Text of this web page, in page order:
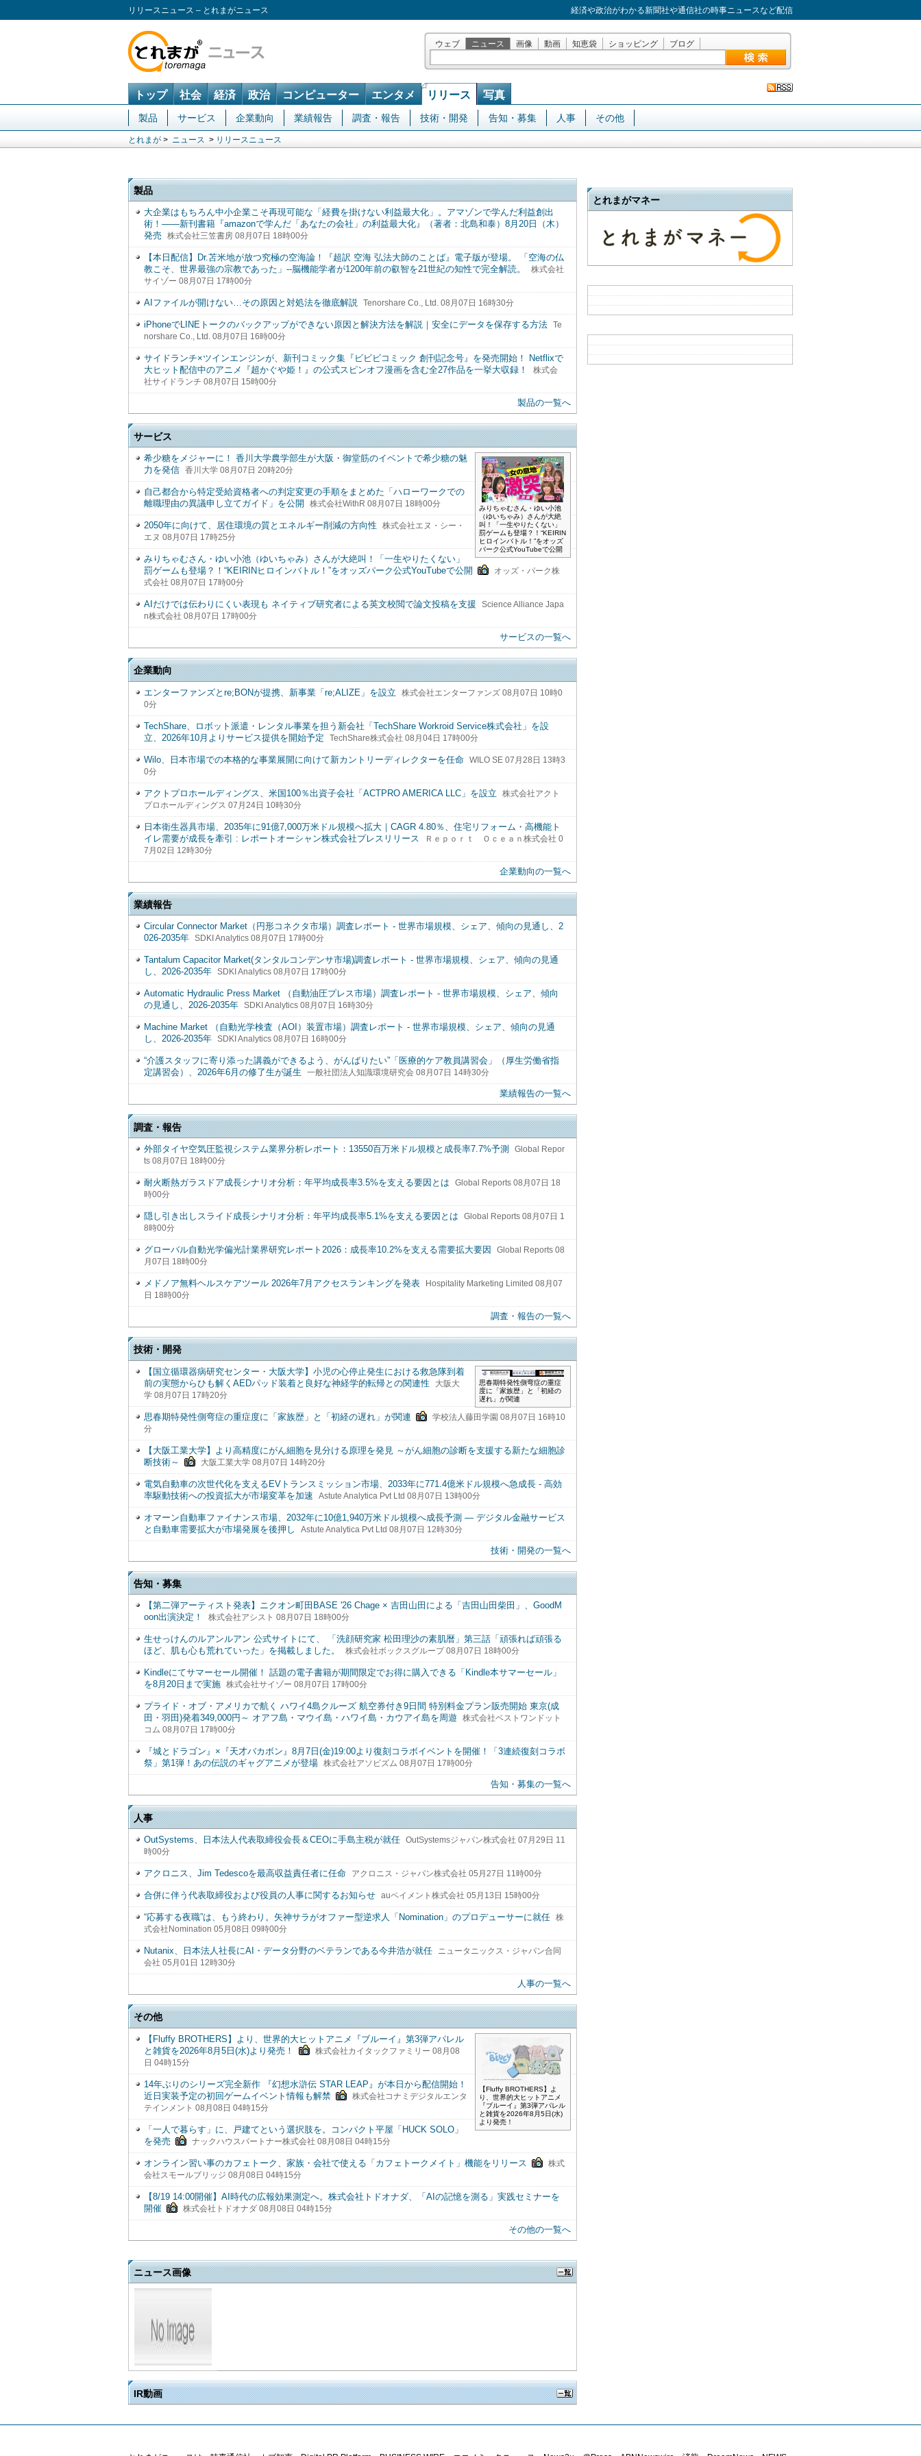
リリースニュース – とれまがニュース 経済や政治がわかる新聞社や通信社の時事ニュースなど配信
ウェブ ニュース 画像 動画 知恵袋 ショッピング ブログ
トップ 社会 経済 政治 コンピューター エンタメ リリース 写真
製品 サービス 企業動向 業績報告 調査・報告 技術・開発 告知・募集 人事 その他
とれまが > ニュース > リリースニュース
製品
大企業はもちろん中小企業こそ再現可能な「経費を掛けない利益最大化」。アマゾンで学んだ利益創出
術！――新刊書籍『amazonで学んだ「あなたの会社」の利益最大化』（著者：北島和泰）8月20日（木）
発売
株式会社三笠書房 08月07日 18時00分
【本日配信】Dr.苫米地が放つ究極の空海論！『超訳 空海 弘法大師のことば』電子版が登場。 「空海の仏
教こそ、世界最強の宗教であった」--脳機能学者が1200年前の叡智を21世紀の知性で完全解読。
株式会社
サイゾー 08月07日 17時00分
AIファイルが開けない…その原因と対処法を徹底解説 Tenorshare Co., Ltd. 08月07日 16時30分
iPhoneでLINEトークのバックアップができない原因と解決方法を解説｜安全にデータを保存する方法
Te
norshare Co., Ltd. 08月07日 16時00分
サイドランチ×ツインエンジンが、新刊コミック集『ビビビコミック 創刊記念号』を発売開始！ Netflixで
大ヒット配信中のアニメ『超かぐや姫！』の公式スピンオフ漫画を含む全27作品を一挙大収録！
株式会
社サイドランチ 08月07日 15時00分
製品の一覧へ
サービス
みりちゃむさん・ゆい小池
（ゆいちゃみ）さんが大絶
叫！「一生やりたくない」
罰ゲームも登場？！“KEIRIN
ヒロインバトル！”をオッズ
パーク公式YouTubeで公開
希少糖をメジャーに！ 香川大学農学部生が大阪・御堂筋のイベントで希少糖の魅
力を発信
香川大学 08月07日 20時20分
自己都合から特定受給資格者への判定変更の手順をまとめた「ハローワークでの
離職理由の異議申し立てガイド」を公開
株式会社WithR 08月07日 18時00分
2050年に向けて、居住環境の質とエネルギー削減の方向性
株式会社エヌ・シー・
エヌ 08月07日 17時25分
みりちゃむさん・ゆい小池（ゆいちゃみ）さんが大絶叫！「一生やりたくない」
罰ゲームも登場？！“KEIRINヒロインバトル！”をオッズパーク公式YouTubeで公開
オッズ・パーク株
式会社 08月07日 17時00分
AIだけでは伝わりにくい表現も ネイティブ研究者による英文校閲で論文投稿を支援
Science Alliance Japa
n株式会社 08月07日 17時00分
サービスの一覧へ
企業動向
エンターファンズとre;BONが提携、新事業「re;ALIZE」を設立
株式会社エンターファンズ 08月07日 10時0
0分
TechShare、ロボット派遣・レンタル事業を担う新会社「TechShare Workroid Service株式会社」を設
立、2026年10月よりサービス提供を開始予定
TechShare株式会社 08月04日 17時00分
Wilo、日本市場での本格的な事業展開に向けて新カントリーディレクターを任命
WILO SE 07月28日 13時3
0分
アクトプロホールディングス、米国100％出資子会社「ACTPRO AMERICA LLC」を設立
株式会社アクト
プロホールディングス 07月24日 10時30分
日本衛生器具市場、2035年に91億7,000万米ドル規模へ拡大｜CAGR 4.80％、住宅リフォーム・高機能ト
イレ需要が成長を牽引 : レポートオーシャン株式会社プレスリリース
Ｒｅｐｏｒｔ Ｏｃｅａｎ株式会社 0
7月02日 12時30分
企業動向の一覧へ
業績報告
Circular Connector Market（円形コネクタ市場）調査レポート - 世界市場規模、シェア、傾向の見通し、2
026-2035年
SDKI Analytics 08月07日 17時00分
Tantalum Capacitor Market(タンタルコンデンサ市場)調査レポート - 世界市場規模、シェア、傾向の見通
し、2026-2035年
SDKI Analytics 08月07日 17時00分
Automatic Hydraulic Press Market （自動油圧プレス市場）調査レポート - 世界市場規模、シェア、傾向
の見通し、2026-2035年
SDKI Analytics 08月07日 16時30分
Machine Market （自動光学検査（AOI）装置市場）調査レポート - 世界市場規模、シェア、傾向の見通
し、2026-2035年
SDKI Analytics 08月07日 16時00分
“介護スタッフに寄り添った講義ができるよう、がんばりたい”「医療的ケア教員講習会」（厚生労働省指
定講習会）、2026年6月の修了生が誕生
一般社団法人知識環境研究会 08月07日 14時30分
業績報告の一覧へ
調査・報告
外部タイヤ空気圧監視システム業界分析レポート：13550百万米ドル規模と成長率7.7%予測
Global Repor
ts 08月07日 18時00分
耐火断熱ガラスドア成長シナリオ分析：年平均成長率3.5%を支える要因とは
Global Reports 08月07日 18
時00分
隠し引き出しスライド成長シナリオ分析：年平均成長率5.1%を支える要因とは
Global Reports 08月07日 1
8時00分
グローバル自動光学偏光計業界研究レポート2026：成長率10.2%を支える需要拡大要因
Global Reports 08
月07日 18時00分
メドノア無料ヘルスケアツール 2026年7月アクセスランキングを発表
Hospitality Marketing Limited 08月07
日 18時00分
調査・報告の一覧へ
技術・開発
思春期特発性側弯症の重症
度に「家族歴」と「初経の
遅れ」が関連
【国立循環器病研究センター・大阪大学】小児の心停止発生における救急隊到着
前の実態からひも解くAEDパッド装着と良好な神経学的転帰との関連性
大阪大
学 08月07日 17時20分
思春期特発性側弯症の重症度に「家族歴」と「初経の遅れ」が関連
学校法人藤田学園 08月07日 16時10
分
【大阪工業大学】より高精度にがん細胞を見分ける原理を発見 ～がん細胞の診断を支援する新たな細胞診
断技術～
大阪工業大学 08月07日 14時20分
電気自動車の次世代化を支えるEVトランスミッション市場、2033年に771.4億米ドル規模へ急成長 - 高効
率駆動技術への投資拡大が市場変革を加速
Astute Analytica Pvt Ltd 08月07日 13時00分
オマーン自動車ファイナンス市場、2032年に10億1,940万米ドル規模へ成長予測 ― デジタル金融サービス
と自動車需要拡大が市場発展を後押し
Astute Analytica Pvt Ltd 08月07日 12時30分
技術・開発の一覧へ
告知・募集
【第二弾アーティスト発表】ニクオン町田BASE '26 Chage × 吉田山田による「吉田山田柴田」、GoodM
oon出演決定！
株式会社アシスト 08月07日 18時00分
生せっけんのルアンルアン 公式サイトにて、 「洗顔研究家 松田理沙の素肌暦」第三話「頑張れば頑張る
ほど、肌も心も荒れていった」を掲載しました。
株式会社ボックスグループ 08月07日 18時00分
Kindleにてサマーセール開催！ 話題の電子書籍が期間限定でお得に購入できる「Kindle本サマーセール」
を8月20日まで実施
株式会社サイゾー 08月07日 17時00分
プライド・オブ・アメリカで航く ハワイ4島クルーズ 航空券付き9日間 特別料金プラン販売開始 東京(成
田・羽田)発着349,000円～ オアフ島・マウイ島・ハワイ島・カウアイ島を周遊
株式会社ベストワンドット
コム 08月07日 17時00分
『城とドラゴン』×『天才バカボン』8月7日(金)19:00より復刻コラボイベントを開催！「3連続復刻コラボ
祭」第1弾！あの伝説のギャグアニメが登場
株式会社アソビズム 08月07日 17時00分
告知・募集の一覧へ
人事
OutSystems、日本法人代表取締役会長＆CEOに手島主税が就任
OutSystemsジャパン株式会社 07月29日 11
時00分
アクロニス、Jim Tedescoを最高収益責任者に任命 アクロニス・ジャパン株式会社 05月27日 11時00分
合併に伴う代表取締役および役員の人事に関するお知らせ auペイメント株式会社 05月13日 15時00分
“応募する夜職”は、もう終わり。矢神サラがオファー型逆求人「Nomination」のプロデューサーに就任
株
式会社Nomination 05月08日 09時00分
Nutanix、日本法人社長にAI・データ分野のベテランである今井浩が就任
ニュータニックス・ジャパン合同
会社 05月01日 12時30分
人事の一覧へ
その他
【Fluffy BROTHERS】よ
り、世界的大ヒットアニメ
『ブルーイ』第3弾アパレル
と雑貨を2026年8月5日(水)
より発売！
【Fluffy BROTHERS】より、世界的大ヒットアニメ『ブルーイ』第3弾アパレル
と雑貨を2026年8月5日(水)より発売！
株式会社カイタックファミリー 08月08
日 04時15分
14年ぶりのシリーズ完全新作 『幻想水滸伝 STAR LEAP』が本日から配信開始！
近日実装予定の初回ゲームイベント情報も解禁
株式会社コナミデジタルエンタ
テインメント 08月08日 04時15分
「一人で暮らす」に、戸建てという選択肢を。コンパクト平屋「HUCK SOLO」
を発売
ナックハウスパートナー株式会社 08月08日 04時15分
オンライン習い事のカフェトーク、家族・会社で使える「カフェトークメイト」機能をリリース
株式
会社スモールブリッジ 08月08日 04時15分
【8/19 14:00開催】AI時代の広報効果測定へ。株式会社トドオナダ、「AIの記憶を測る」実践セミナーを
開催
株式会社トドオナダ 08月08日 04時15分
その他の一覧へ
ニュース画像
IR動画
とれまがマネー